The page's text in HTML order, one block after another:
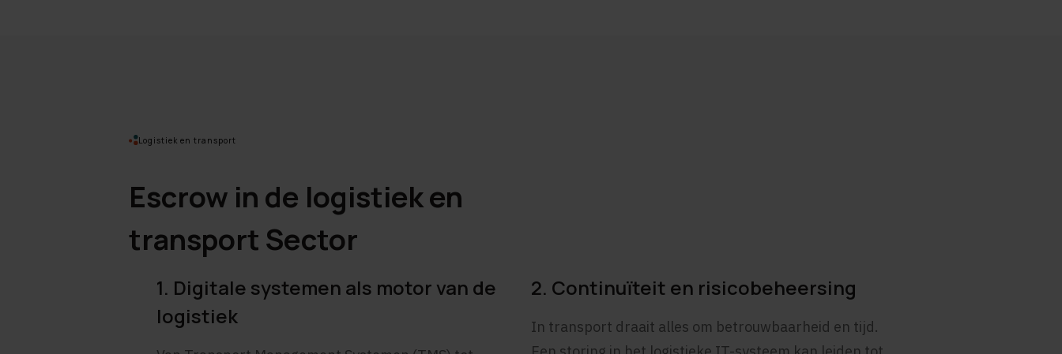
Logistiek en transport
Escrow in de logistiek en
transport Sector
1. Digitale systemen als motor van de
logistiek
2. Continuïteit en risicobeheersing
In transport draait alles om betrouwbaarheid en tijd.